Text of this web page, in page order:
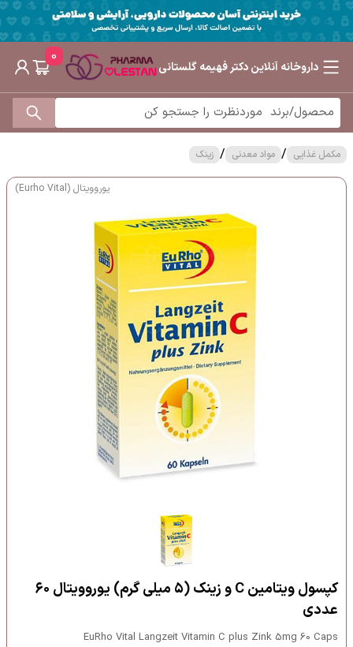
داروخانه آنلاین دکتر فهیمه گلستانی
0
مکمل غذایی / مواد معدنی / زینک
یوروویتال (Eurho Vital)
کپسول ویتامین C و زینک (۵ میلی گرم) یوروویتال ۶۰
عددی
EuRho Vital Langzeit Vitamin C plus Zink 5mg 60 Caps